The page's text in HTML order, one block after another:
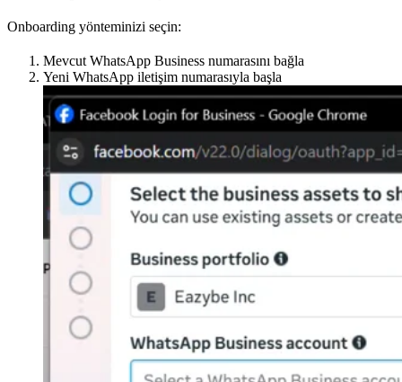
Onboarding yönteminizi seçin:
Mevcut WhatsApp Business numarasını bağla
Yeni WhatsApp iletişim numarasıyla başla